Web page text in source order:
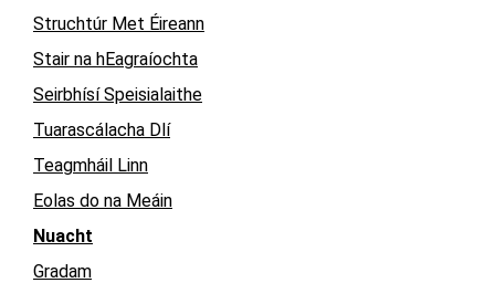
Struchtúr Met Éireann
Stair na hEagraíochta
Seirbhísí Speisialaithe
Tuarascálacha Dlí
Teagmháil Linn
Eolas do na Meáin
Nuacht
Gradam